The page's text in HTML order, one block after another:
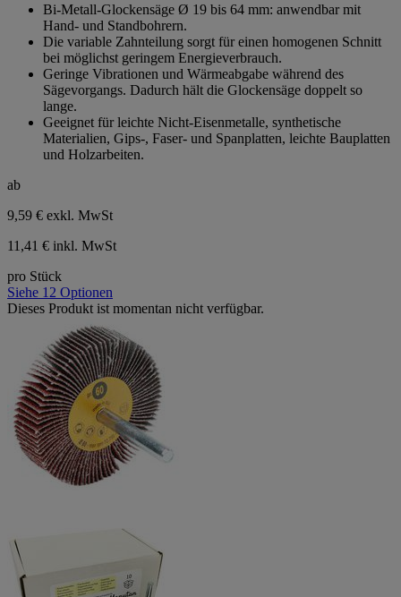
Sternen.
Bi-Metall-Glockensäge Ø 19 bis 64 mm: anwendbar mit
Hand- und Standbohrern.
Die variable Zahnteilung sorgt für einen homogenen Schnitt
bei möglichst geringem Energieverbrauch.
Geringe Vibrationen und Wärmeabgabe während des
Sägevorgangs. Dadurch hält die Glockensäge doppelt so
lange.
Geeignet für leichte Nicht-Eisenmetalle, synthetische
Materialien, Gips-, Faser- und Spanplatten, leichte Bauplatten
und Holzarbeiten.
ab
9,59 € exkl. MwSt
11,41 € inkl. MwSt
pro Stück
Siehe 12 Optionen
Dieses Produkt ist momentan nicht verfügbar.